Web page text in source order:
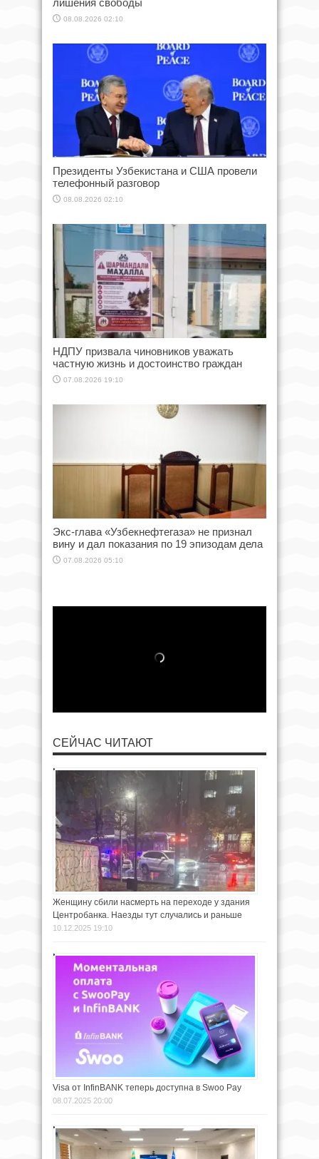
08.08.2026 02:10
Президенты Узбекистана и США провели
телефонный разговор
08.08.2026 02:10
НДПУ призвала чиновников уважать
частную жизнь и достоинство граждан
07.08.2026 19:10
Экс-глава «Узбекнефтегаза» не признал
вину и дал показания по 19 эпизодам дела
07.08.2026 05:10
СЕЙЧАС ЧИТАЮТ
Женщину сбили насмерть на переходе у здания
Центробанка. Наезды тут случались и раньше
10.12.2025 19:10
Visa от InfinBANK теперь доступна в Swoo Pay
08.07.2025 20:00